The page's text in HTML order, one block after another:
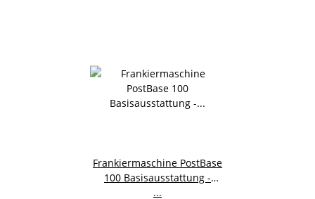
Frankiermaschine PostBase
100 Basisausstattung -
klassisches Design schwarz
...